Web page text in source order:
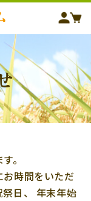
。
時間をいただ
日、 年末年始